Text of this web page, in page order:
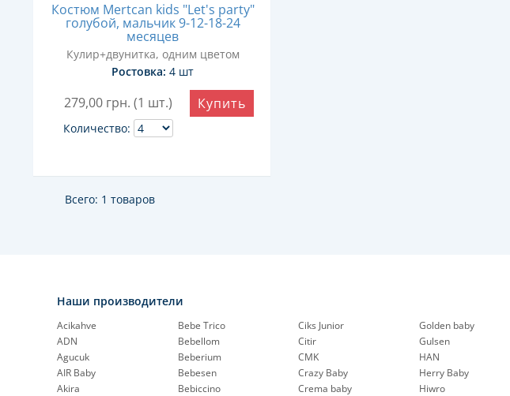
Костюм Mertcan kids "Let's party"
голубой, мальчик 9-12-18-24
месяцев
Кулир+двунитка, одним цветом
Ростовка: 4 шт
279,00 грн. (1 шт.)
Количество:
Купить
Всего: 1 товаров
Наши производители
Acikahve
ADN
Agucuk
AIR Baby
Akira
Bebe Trico
Bebellom
Beberium
Bebesen
Bebiccino
Ciks Junior
Citir
CMK
Crazy Baby
Crema baby
Golden baby
Gulsen
HAN
Herry Baby
Hiwro